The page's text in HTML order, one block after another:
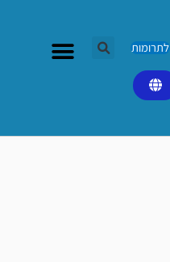
לתרומות